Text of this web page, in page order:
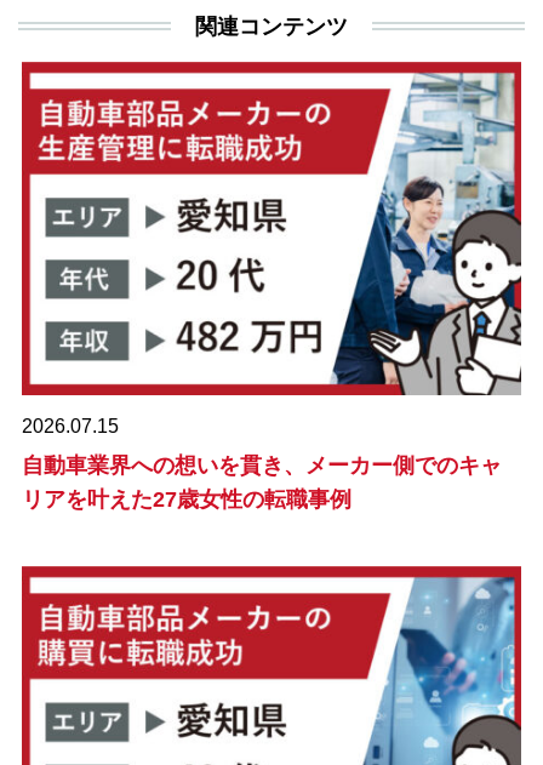
関連コンテンツ
2026.07.15
自動車業界への想いを貫き、メーカー側でのキャ
リアを叶えた27歳女性の転職事例